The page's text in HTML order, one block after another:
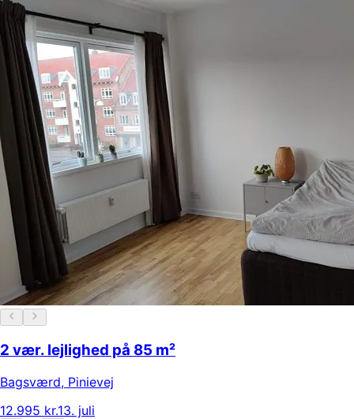
2 vær. lejlighed på 85 m²
Bagsværd, Pinievej
12.995 kr.13. juli